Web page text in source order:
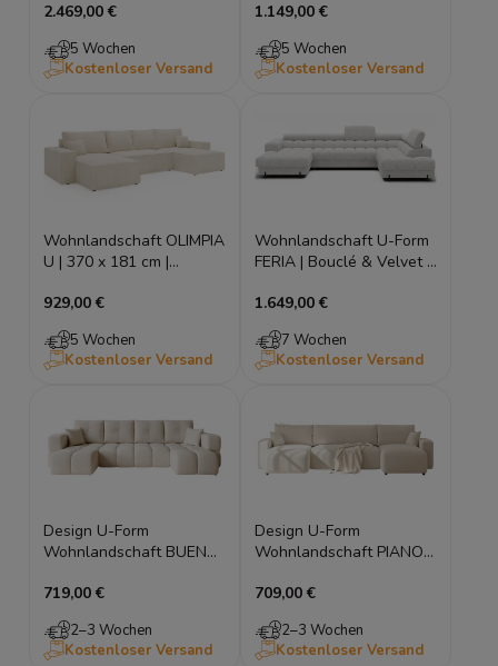
verstellbaren
2.469,00 €
5 Wochen
Kostenloser Versand
Breitcord Poso
1.149,00 €
5 Wochen
Kostenloser Versand
Wohnlandschaft OLIMPIA
U | 370 x 181 cm |
Bettkasten | Breitcord-
Stoff Poso
929,00 €
5 Wochen
Kostenloser Versand
Wohnlandschaft U-Form
FERIA | Bouclé & Velvet |
Bettkasten
1.649,00 €
7 Wochen
Kostenloser Versand
Design U-Form
Wohnlandschaft BUENO
Glamour-Stil
719,00 €
2–3 Wochen
Kostenloser Versand
Design U-Form
Wohnlandschaft PIANO
Schlaffunktion – Bouclé
& Baltimore
709,00 €
2–3 Wochen
Kostenloser Versand